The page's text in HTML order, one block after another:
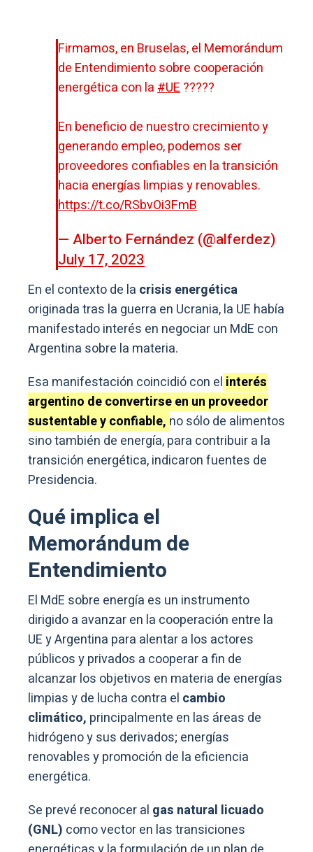
Firmamos, en Bruselas, el Memorándum
de Entendimiento sobre cooperación
energética con la#UE?????
En beneficio de nuestro crecimiento y
generando empleo, podemos ser
proveedores confiables en la transición
hacia energías limpias y renovables.
https://t.co/RSbvOi3FmB
— Alberto Fernández (@alferdez)
July 17, 2023
En el contexto de la crisis energética
originada tras la guerra en Ucrania, la UE había
manifestado interés en negociar un MdE con
Argentina sobre la materia.
Esa manifestación coincidió con el interés
argentino de convertirse en un proveedor
sustentable y confiable, no sólo de alimentos
sino también de energía, para contribuir a la
transición energética, indicaron fuentes de
Presidencia.
Qué implica el
Memorándum de
Entendimiento
El MdE sobre energía es un instrumento
dirigido a avanzar en la cooperación entre la
UE y Argentina para alentar a los actores
públicos y privados a cooperar a fin de
alcanzar los objetivos en materia de energías
limpias y de lucha contra el cambio
climático, principalmente en las áreas de
hidrógeno y sus derivados; energías
renovables y promoción de la eficiencia
energética.
Se prevé reconocer al gas natural licuado
(GNL) como vector en las transiciones